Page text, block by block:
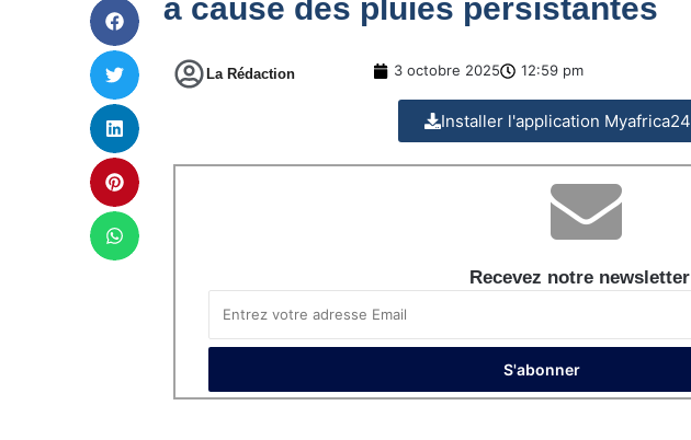
à cause des pluies persistantes
La Rédaction 3 octobre 2025 12:59 pm
Installer l'application Myafrica24
Recevez notre newsletter